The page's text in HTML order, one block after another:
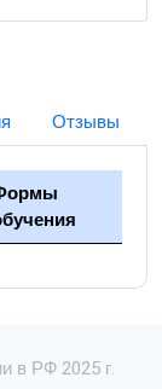
Отзывы
в РФ 2025 г.